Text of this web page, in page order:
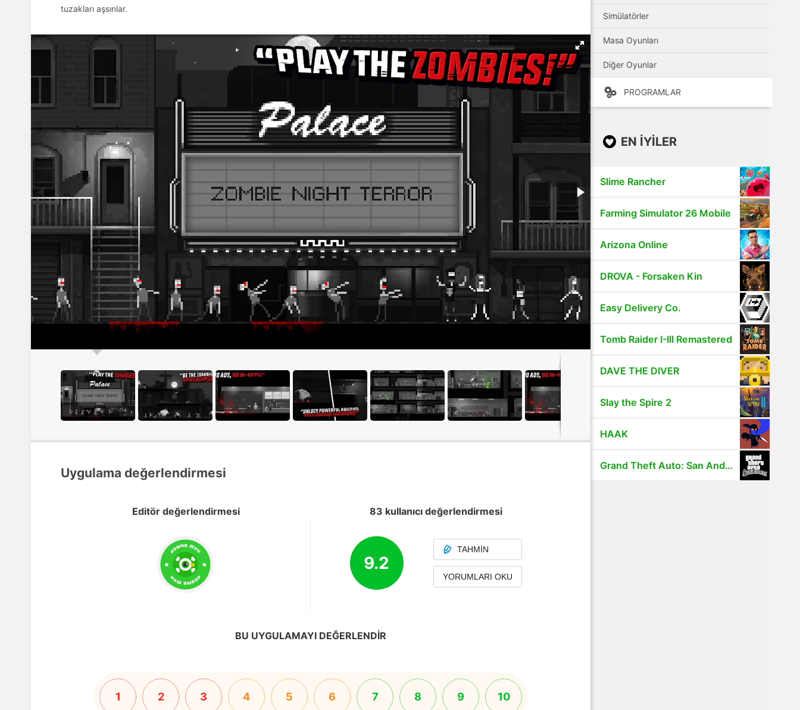
tuzakları aşsınlar.
Uygulama değerlendirmesi
Editör değerlendirmesi 83 kullanıcı değerlendirmesi
9.2
TAHMIN
YORUMLARI OKU
BU UYGULAMAYI DEĞERLENDIR
1 2 3 4 5 6 7 8 9 10
Simülatörler
Masa Oyunları
Diğer Oyunlar
PROGRAMLAR
EN IYILER
Slime Rancher
Farming Simulator 26 Mobile
Arizona Online
DROVA - Forsaken Kin
Easy Delivery Co.
Tomb Raider I-III Remastered
DAVE THE DIVER
Slay the Spire 2
HAAK
Grand Theft Auto: San Andreas